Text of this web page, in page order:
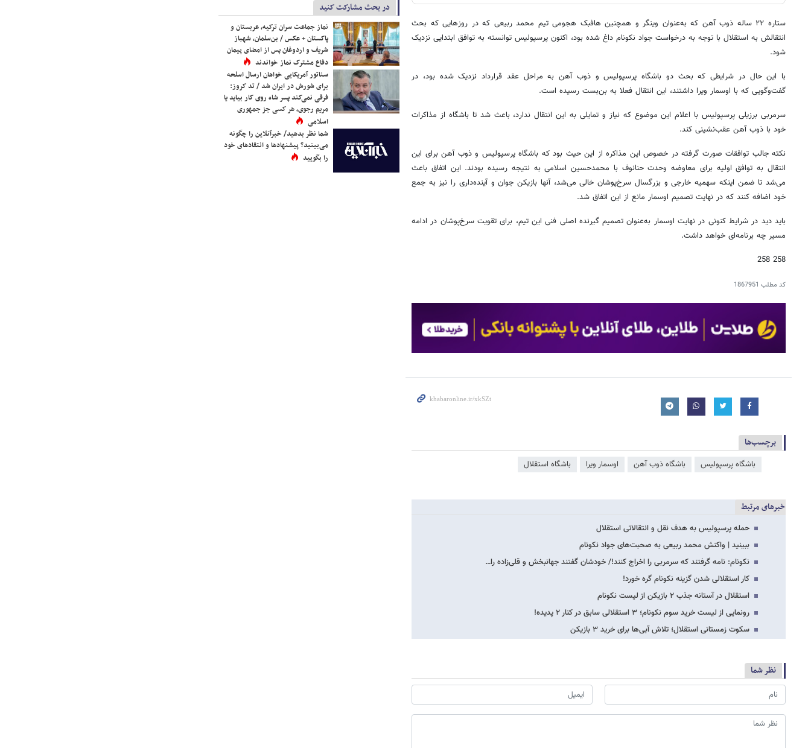
ستاره ۲۲ ساله ذوب آهن که به‌عنوان وینگر و همچنین هافبک هجومی تیم محمد ربیعی که در روزهایی که بحث
انتقالش به استقلال با توجه به درخواست جواد نکونام داغ شده بود، اکنون پرسپولیس توانسته به توافق ابتدایی نزدیک
شود.
با این حال در شرایطی که بحث دو باشگاه پرسپولیس و ذوب آهن به مراحل عقد قرارداد نزدیک شده بود، در
گفت‌وگویی که با اوسمار ویرا داشتند، این انتقال فعلا به بن‌بست رسیده است.
سرمربی برزیلی پرسپولیس با اعلام این موضوع که نیاز و تمایلی به این انتقال ندارد، باعث شد تا باشگاه از مذاکرات
خود با ذوب آهن عقب‌نشینی کند.
نکته جالب توافقات صورت گرفته در خصوص این مذاکره از این حیث بود که باشگاه پرسپولیس و ذوب آهن برای این
انتقال به توافق اولیه برای معاوضه وحدت حنانوف با محمدحسین اسلامی به نتیجه رسیده بودند. این اتفاق باعث
می‌شد تا ضمن اینکه سهمیه خارجی و بزرگسال سرخ‌پوشان خالی می‌شد، آنها بازیکن جوان و آینده‌داری را نیز به جمع
خود اضافه کنند که در نهایت تصمیم اوسمار مانع از این اتفاق شد.
باید دید در شرایط کنونی در نهایت اوسمار به‌عنوان تصمیم گیرنده اصلی فنی این تیم، برای تقویت سرخ‌پوشان در ادامه
مسیر چه برنامه‌ای خواهد داشت.
258 258
کد مطلب 1867951
برچسب‌ها
باشگاه پرسپولیس باشگاه ذوب آهن اوسمار ویرا باشگاه استقلال
خبرهای مرتبط
حمله پرسپولیس به هدف نقل و انتقالاتی استقلال
ببینید | واکنش محمد ربیعی به صحبت‌های جواد نکونام
نکونام: نامه گرفتند که سرمربی را اخراج کنند!/ خودشان گفتند جهانبخش و قلی‌زاده را…
کار استقلالی شدن گزینه نکونام گره خورد!
استقلال در آستانه جذب ۲ بازیکن از لیست نکونام
رونمایی از لیست خرید سوم نکونام؛ ۳ استقلالی سابق در کنار ۲ پدیده!
سکوت زمستانی استقلال؛ تلاش آبی‌ها برای خرید ۳ بازیکن
نظر شما
در بحث مشارکت کنید
نماز جماعت سران ترکیه، عربستان و
پاکستان + عکس / بن‌سلمان، شهباز
شریف و اردوغان پس از امضای پیمان
دفاع مشترک نماز خواندند
سناتور آمریکایی خواهان ارسال اسلحه
برای شورش در ایران شد / تد کروز:
فرقی نمی‌کند پسر شاه روی کار بیاید یا
مریم رجوی، هر کسی جز جمهوری
اسلامی
شما نظر بدهید/ خبرآنلاین را چگونه
می‌بینید؟ پیشنهادها و انتقادهای خود
را بگویید